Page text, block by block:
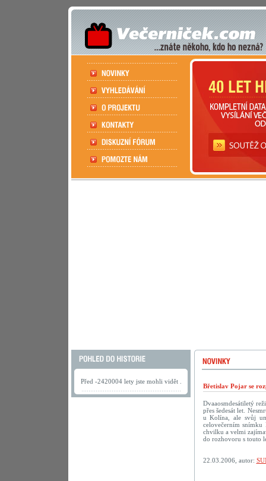
Před -2420004 lety jste mohli vidět .
Břetislav Pojar se
Dvaaosmdesátiletý
přes šedesát let.
u Kolína, ale svůj
celovečerním
chvilku a velmi
do rozhovoru s touto
22.03.2006, autor: